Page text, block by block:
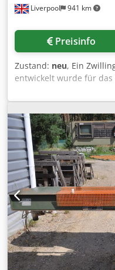
Liverpool 941 km
Preisinfo
Zustand: neu, Ein
entwickelt wurde für das
auf Länge, entweder
geschnitten. Die
über der anderen, so
geschnitten werden
werden von den
während des
richtige Länge
linken Kopf in
erreicht ist, die Länge
Digitalanzeige ablesen.
2400mm Max. Abschnitt
Max. Abschnitt
Trennscheiben ø 220 x
Phasen Csdpjdy Hqvofx